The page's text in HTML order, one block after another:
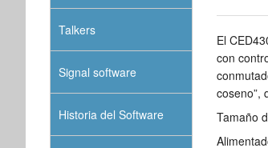
El
con
coseno”,
Tamaño
Talkers
Signal software
Historia del Software